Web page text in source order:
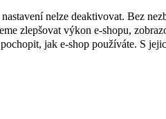
nelze deaktivovat. Bez
zlepšovat výkon e-shopu,
jak e-shop používáte. S